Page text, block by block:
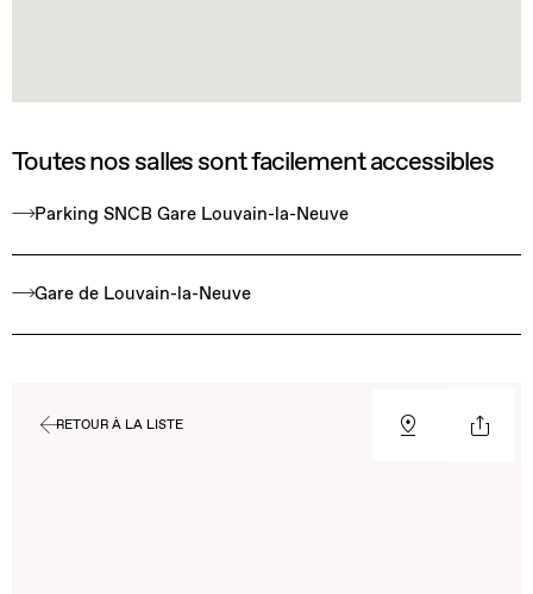
Toutes nos salles sont facilement accessibles
Parking SNCB Gare Louvain-la-Neuve
Gare de Louvain-la-Neuve
RETOUR À LA LISTE